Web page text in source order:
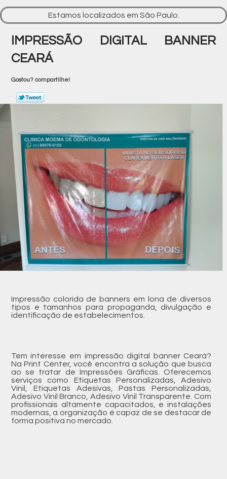
Estamos localizados em São Paulo.
IMPRESSÃO DIGITAL BANNER
CEARÁ
Gostou? compartilhe!
Impressão colorida de banners em lona de diversos
tipos e tamanhos para propaganda, divulgação e
identificação de estabelecimentos.
Tem interesse em impressão digital banner Ceará?
Na Print Center, você encontra a solução que busca
ao se tratar de Impressões Gráficas. Oferecemos
serviços como Etiquetas Personalizadas, Adesivo
Vinil, Etiquetas Adesivas, Pastas Personalizadas,
Adesivo Vinil Branco, Adesivo Vinil Transparente. Com
profissionais altamente capacitados, e instalações
modernas, a organização é capaz de se destacar de
forma positiva no mercado.